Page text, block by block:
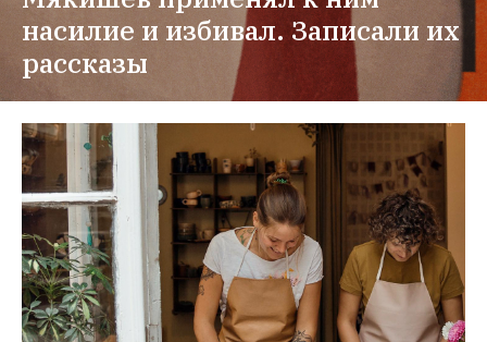
насилие и избивал. Записали их
рассказы